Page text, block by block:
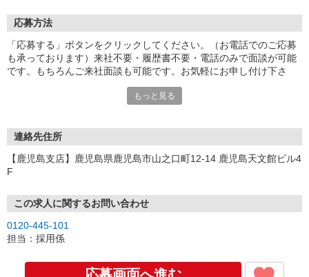
応募方法
「応募する」ボタンをクリックしてください。（お電話でのご応募
も承っております）来社不要・履歴書不要・電話のみで面談が可能
です。もちろんご来社面談も可能です。お気軽にお申し付け下さ
もっと見る
連絡先住所
【鹿児島支店】鹿児島県鹿児島市山之口町12-14 鹿児島天文館ビル4
F
この求人に関するお問い合わせ
0120-445-101
担当：採用係